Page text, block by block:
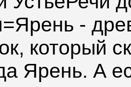
-
который
Ярень. А